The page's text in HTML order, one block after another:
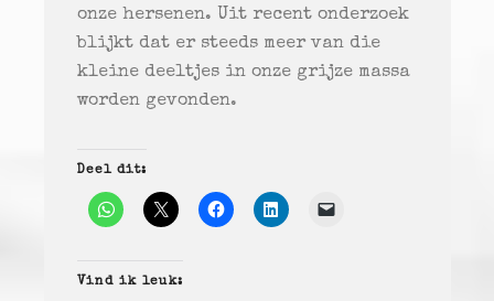
onze hersenen. Uit recent onderzoek
blijkt dat er steeds meer van die
kleine deeltjes in onze grijze massa
worden gevonden.
Deel dit:
Vind ik leuk: